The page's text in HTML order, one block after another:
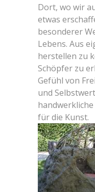
Dort, wo wir
etwas
besonderer
Lebens. Aus
herstellen zu
Schöpfer zu
Gefühl von
und
für die Kunst.